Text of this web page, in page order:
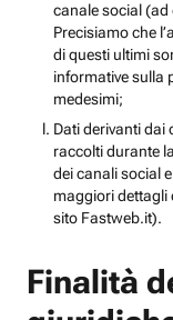
canale social
Precisiamo che
di questi ultimi
informative sulla
medesimi;
Dati derivanti dai
raccolti durante
dei canali social
maggiori dettagli
sito Fastweb.it).
Finalità